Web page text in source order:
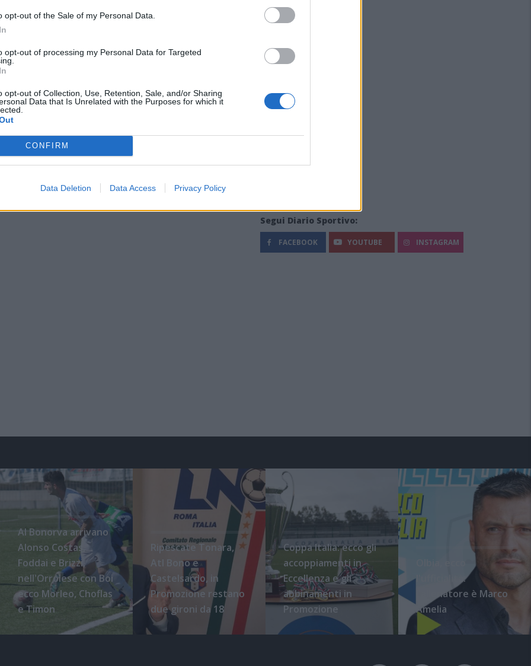
opt-out of the Sale of my Personal Data.
opt-out of processing my Personal Data for Targeted
opt-out of Collection, Use, Retention, Sale, and/or Sharing
Data that Is Unrelated with the Purposes for which it
CONFIRM
Data Deletion Data Access Privacy Policy
campionau de sa Promotzioni
L'Antiochense all'atto finale, Piras: «Il
26 Mag 2026
e Fonni, la finalissima è loro
25 Mag 2026
Segui Diario Sportivo:
FACEBOOK YOUTUBE INSTAGRAM
Al Bonorva arrivano
Alonso Costas,
Foddai e Brizzi,
nell'Orrolese con Boi
ecco Morleo, Choflas
e Timon
Ripescate Tonara,
Atl Bono e
Castelsardo, in
Promozione restano
due gironi da 18
Coppa Italia: ecco gli
accoppiamenti in
Eccellenza e gli
abbinamenti in
Promozione
l'ufficialità:
l'allenatore è Marco
Amelia